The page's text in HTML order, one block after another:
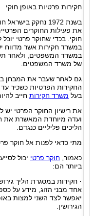
חקירות פרטיות באופן חוקי
בשנת 1972 נחקק
את פעילות החוקרים
במשרד חקירות אשר מדווח
במשרד המשפטים, ולאחר
של משרד המשפטים.
החקירות הפרטיות כשכיר
בעל משרד חקירות חייב להיות
את רישיון החוקר הפרטי יש
ועדה מיוחדת המאשרת את
הליכים פליליים כנגדם.
מתי כדאי לפנות אל חוקר
כאמור, חוקר פרטי יכול
ביותר הם:
· חקירות במסגרת הליך
אחד מבני הזוג, מידע על
יאפשר לצד השני למצות
הגירושין.